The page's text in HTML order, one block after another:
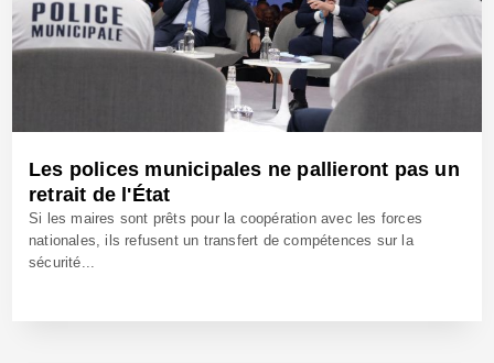
Les polices municipales ne pallieront pas un
retrait de l'État
Si les maires sont prêts pour la coopération avec les forces
nationales, ils refusent un transfert de compétences sur la
sécurité...